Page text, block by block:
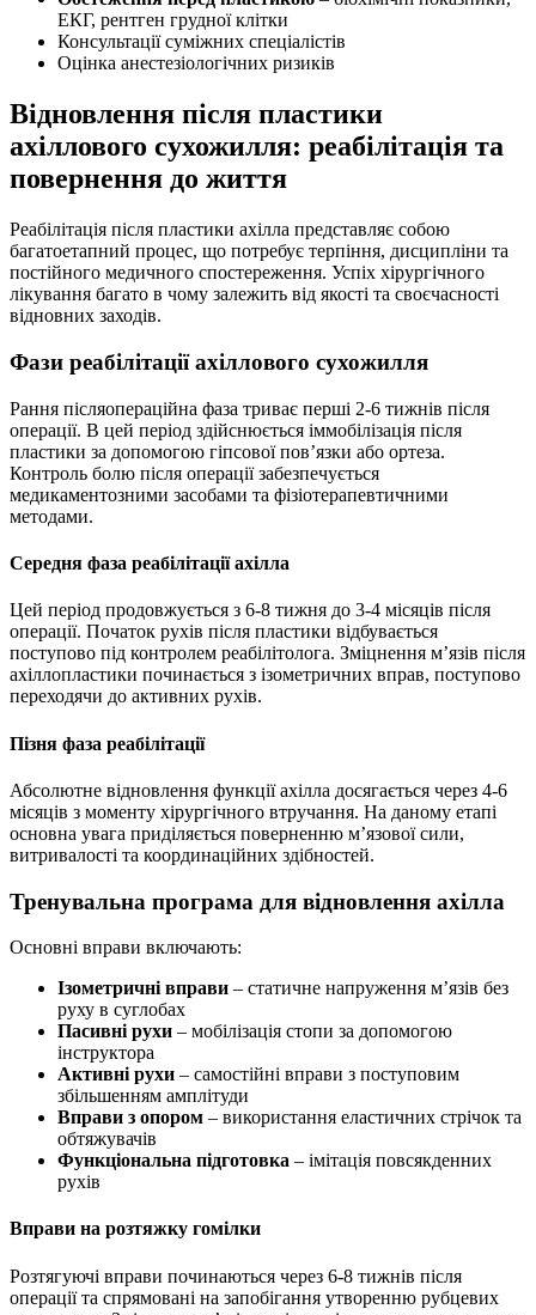
ЕКГ, рентген грудної клітки
Консультації суміжних спеціалістів
Оцінка анестезіологічних ризиків
Відновлення після пластики
ахіллового сухожилля: реабілітація та
повернення до життя
Реабілітація після пластики ахілла представляє собою
багатоетапний процес, що потребує терпіння, дисципліни та
постійного медичного спостереження. Успіх хірургічного
лікування багато в чому залежить від якості та своєчасності
відновних заходів.
Фази реабілітації ахіллового сухожилля
Рання післяопераційна фаза триває перші 2-6 тижнів після
операції. В цей період здійснюється іммобілізація після
пластики за допомогою гіпсової пов’язки або ортеза.
Контроль болю після операції забезпечується
медикаментозними засобами та фізіотерапевтичними
методами.
Середня фаза реабілітації ахілла
Цей період продовжується з 6-8 тижня до 3-4 місяців після
операції. Початок рухів після пластики відбувається
поступово під контролем реабілітолога. Зміцнення м’язів після
ахіллопластики починається з ізометричних вправ, поступово
переходячи до активних рухів.
Пізня фаза реабілітації
Абсолютне відновлення функції ахілла досягається через 4-6
місяців з моменту хірургічного втручання. На даному етапі
основна увага приділяється поверненню м’язової сили,
витривалості та координаційних здібностей.
Тренувальна програма для відновлення ахілла
Основні вправи включають:
Ізометричні вправи – статичне напруження м’язів без
руху в суглобах
Пасивні рухи – мобілізація стопи за допомогою
інструктора
Активні рухи – самостійні вправи з поступовим
збільшенням амплітуди
Вправи з опором – використання еластичних стрічок та
обтяжувачів
Функціональна підготовка – імітація повсякденних
рухів
Вправи на розтяжку гомілки
Розтягуючі вправи починаються через 6-8 тижнів після
операції та спрямовані на запобігання утворенню рубцевих